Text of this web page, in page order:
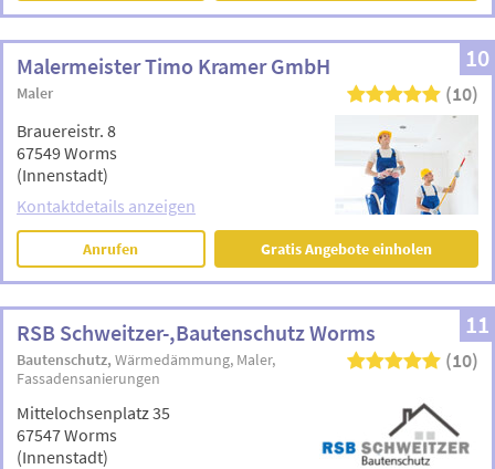
10
Malermeister Timo Kramer GmbH
Maler (10)
Brauereistr. 8
67549 Worms
(Innenstadt)
Kontaktdetails anzeigen
Anrufen Gratis Angebote einholen
11
RSB Schweitzer-,Bautenschutz Worms
Bautenschutz Wärmedämmung Maler
Fassadensanierungen
(10)
Mittelochsenplatz 35
67547 Worms
(Innenstadt)